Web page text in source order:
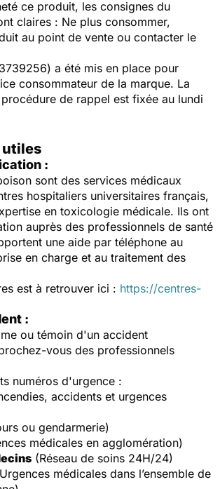
ce produit, les consignes du
claires : Ne plus consommer,
au point de vente ou contacter le
a été mis en place pour
consommateur de la marque. La
de rappel est fixée au lundi
utiles
:
sont des services médicaux
hospitaliers universitaires français,
en toxicologie médicale. Ils ont
auprès des professionnels de santé
une aide par téléphone au
en charge et au traitement des
est à retrouver ici : https://centres-
:
ou témoin d'un accident
vous des professionnels
numéros d'urgence :
accidents et urgences
ou gendarmerie)
médicales en agglomération)
(Réseau de soins 24H/24)
médicales dans l’ensemble de